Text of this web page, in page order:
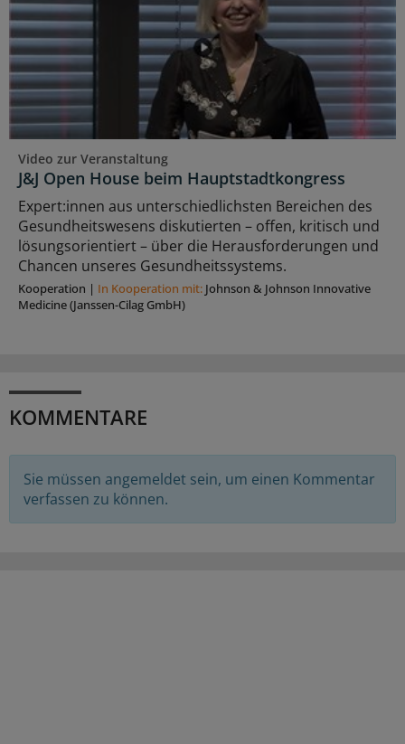
Video zur Veranstaltung
J&J Open House beim Hauptstadtkongress
Expert:innen aus unterschiedlichsten Bereichen des
Gesundheitswesens diskutierten – offen, kritisch und
lösungsorientiert – über die Herausforderungen und
Chancen unseres Gesundheitssystems.
Kooperation | In Kooperation mit: Johnson & Johnson Innovative
Medicine (Janssen-Cilag GmbH)
KOMMENTARE
Sie müssen angemeldet sein, um einen Kommentar
verfassen zu können.